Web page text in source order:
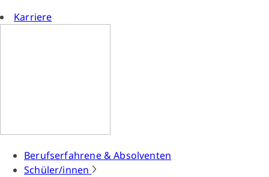
Karriere
Berufserfahrene & Absolventen
Schüler/innen